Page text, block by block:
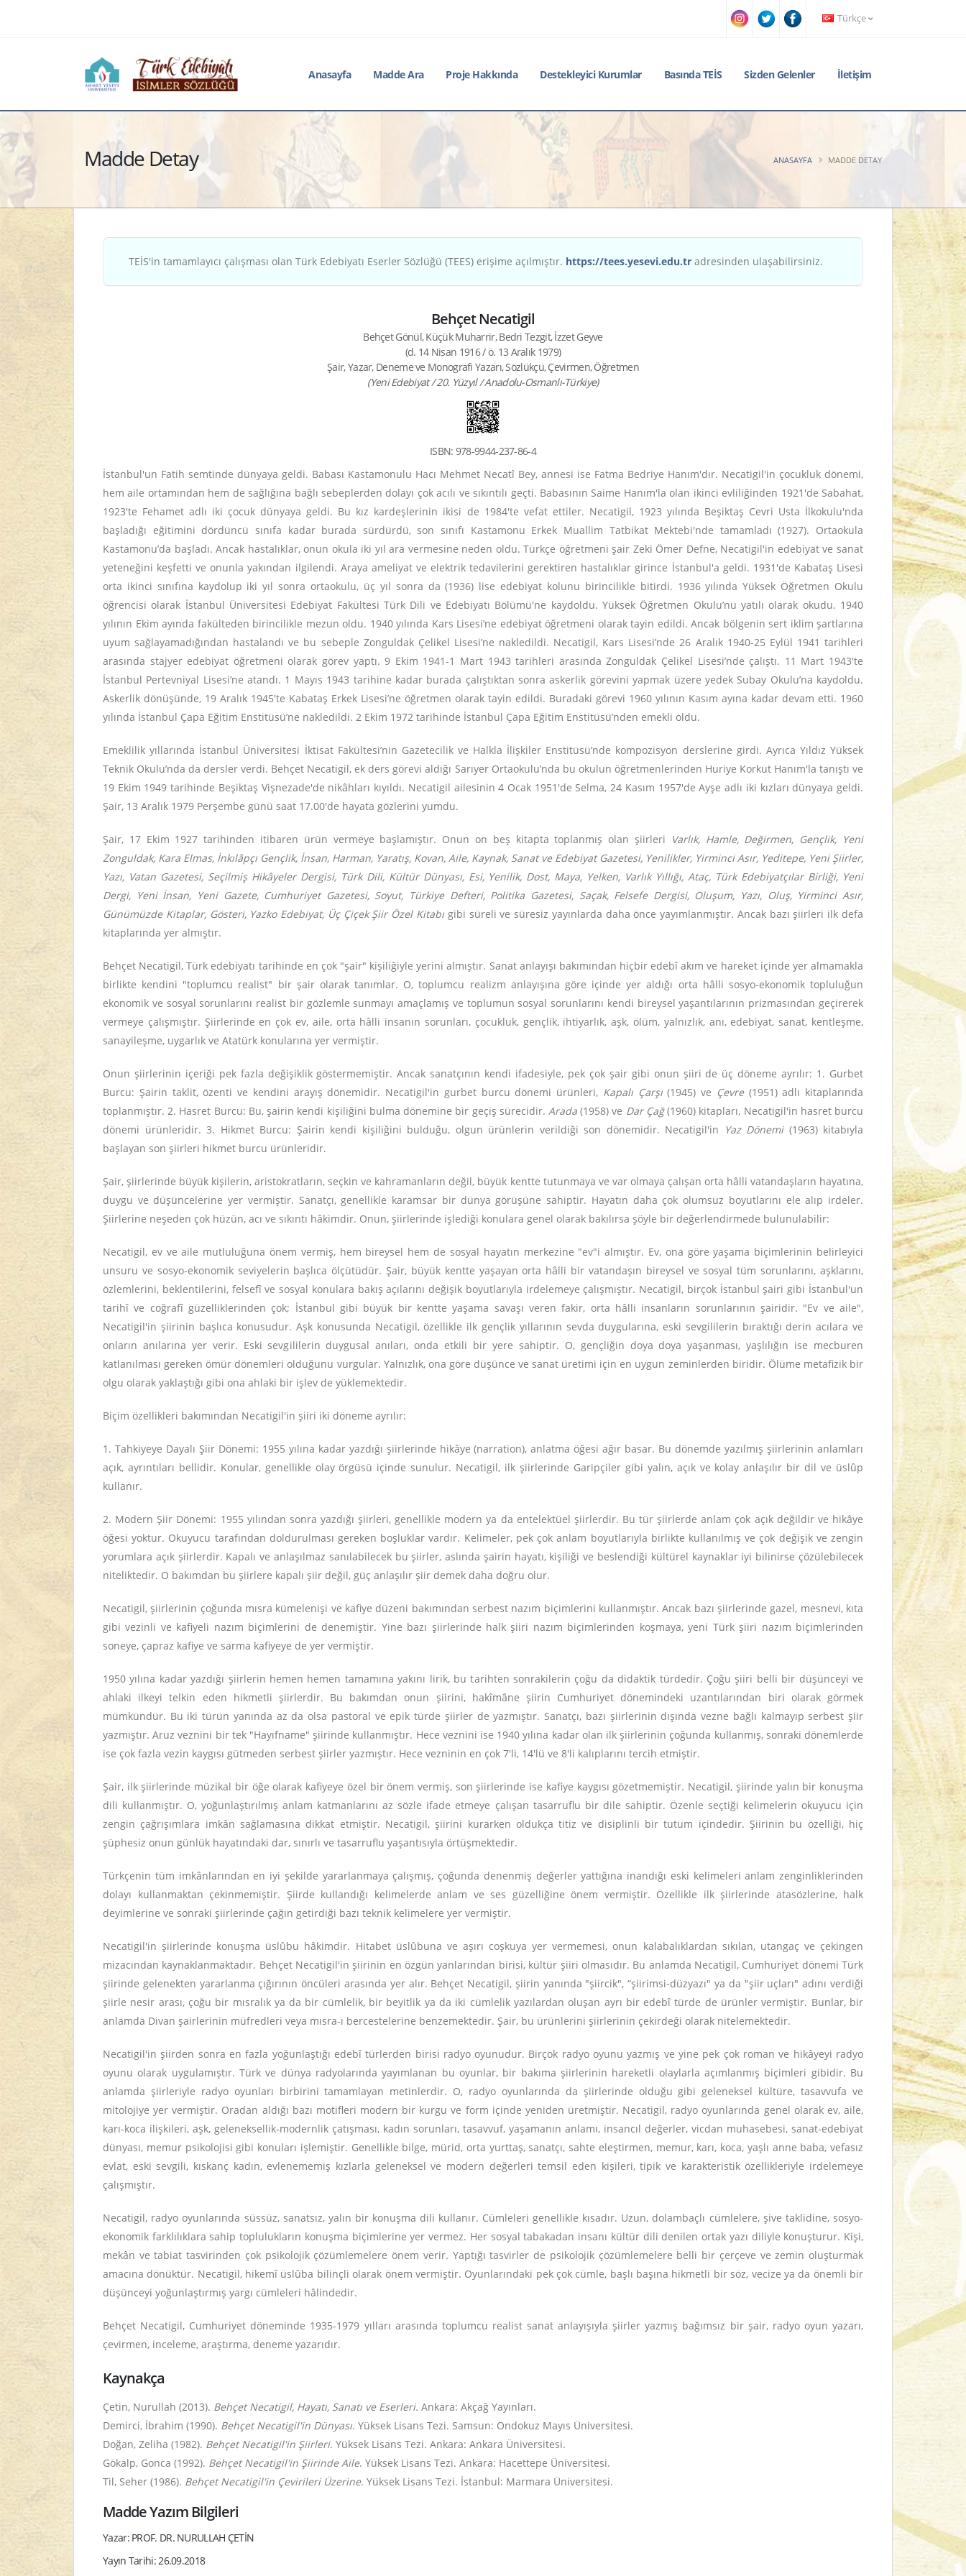
Türkçe
Anasayfa Madde Ara Proje Hakkında Destekleyici Kurumlar Basında TEİS Sizden Gelenler İletişim
Madde Detay ANASAYFA MADDE DETAY
TEİS'in tamamlayıcı çalışması olan Türk Edebiyatı Eserler Sözlüğü (TEES) erişime açılmıştır. https://tees.yesevi.edu.tr adresinden ulaşabilirsiniz.
Behçet Necatigil
Behçet Gönül, Küçük Muharrir, Bedri Tezgit, İzzet Geyve
(d. 14 Nisan 1916 / ö. 13 Aralık 1979)
Şair, Yazar, Deneme ve Monografi Yazarı, Sözlükçü, Çevirmen, Öğretmen
(Yeni Edebiyat / 20. Yüzyıl / Anadolu-Osmanlı-Türkiye)
ISBN: 978-9944-237-86-4
İstanbul'un Fatih semtinde dünyaya geldi. Babası Kastamonulu Hacı Mehmet Necatî Bey, annesi ise Fatma Bedriye Hanım'dır. Necatigil'in çocukluk dönemi,
hem aile ortamından hem de sağlığına bağlı sebeplerden dolayı çok acılı ve sıkıntılı geçti. Babasının Saime Hanım'la olan ikinci evliliğinden 1921'de Sabahat,
1923'te Fehamet adlı iki çocuk dünyaya geldi. Bu kız kardeşlerinin ikisi de 1984'te vefat ettiler. Necatigil, 1923 yılında Beşiktaş Cevri Usta İlkokulu'nda
başladığı eğitimini dördüncü sınıfa kadar burada sürdürdü, son sınıfı Kastamonu Erkek Muallim Tatbikat Mektebi'nde tamamladı (1927). Ortaokula
Kastamonu’da başladı. Ancak hastalıklar, onun okula iki yıl ara vermesine neden oldu. Türkçe öğretmeni şair Zeki Ömer Defne, Necatigil'in edebiyat ve sanat
yeteneğini keşfetti ve onunla yakından ilgilendi. Araya ameliyat ve elektrik tedavilerini gerektiren hastalıklar girince İstanbul'a geldi. 1931'de Kabataş Lisesi
orta ikinci sınıfına kaydolup iki yıl sonra ortaokulu, üç yıl sonra da (1936) lise edebiyat kolunu birincilikle bitirdi. 1936 yılında Yüksek Öğretmen Okulu
öğrencisi olarak İstanbul Üniversitesi Edebiyat Fakültesi Türk Dili ve Edebiyatı Bölümü'ne kaydoldu. Yüksek Öğretmen Okulu’nu yatılı olarak okudu. 1940
yılının Ekim ayında fakülteden birincilikle mezun oldu. 1940 yılında Kars Lisesi’ne edebiyat öğretmeni olarak tayin edildi. Ancak bölgenin sert iklim şartlarına
uyum sağlayamadığından hastalandı ve bu sebeple Zonguldak Çelikel Lisesi’ne nakledildi. Necatigil, Kars Lisesi’nde 26 Aralık 1940-25 Eylül 1941 tarihleri
arasında stajyer edebiyat öğretmeni olarak görev yaptı. 9 Ekim 1941-1 Mart 1943 tarihleri arasında Zonguldak Çelikel Lisesi’nde çalıştı. 11 Mart 1943'te
İstanbul Pertevniyal Lisesi’ne atandı. 1 Mayıs 1943 tarihine kadar burada çalıştıktan sonra askerlik görevini yapmak üzere yedek Subay Okulu’na kaydoldu.
Askerlik dönüşünde, 19 Aralık 1945'te Kabataş Erkek Lisesi’ne öğretmen olarak tayin edildi. Buradaki görevi 1960 yılının Kasım ayına kadar devam etti. 1960
yılında İstanbul Çapa Eğitim Enstitüsü’ne nakledildi. 2 Ekim 1972 tarihinde İstanbul Çapa Eğitim Enstitüsü’nden emekli oldu.
Emeklilik yıllarında İstanbul Üniversitesi İktisat Fakültesi’nin Gazetecilik ve Halkla İlişkiler Enstitüsü’nde kompozisyon derslerine girdi. Ayrıca Yıldız Yüksek
Teknik Okulu’nda da dersler verdi. Behçet Necatigil, ek ders görevi aldığı Sarıyer Ortaokulu’nda bu okulun öğretmenlerinden Huriye Korkut Hanım'la tanıştı ve
19 Ekim 1949 tarihinde Beşiktaş Vişnezade'de nikâhları kıyıldı. Necatigil ailesinin 4 Ocak 1951'de Selma, 24 Kasım 1957'de Ayşe adlı iki kızları dünyaya geldi.
Şair, 13 Aralık 1979 Perşembe günü saat 17.00'de hayata gözlerini yumdu.
Şair, 17 Ekim 1927 tarihinden itibaren ürün vermeye başlamıştır. Onun on beş kitapta toplanmış olan şiirleri Varlık, Hamle, Değirmen, Gençlik, Yeni
Zonguldak, Kara Elmas, İnkılâpçı Gençlik, İnsan, Harman, Yaratış, Kovan, Aile, Kaynak, Sanat ve Edebiyat Gazetesi, Yenilikler, Yirminci Asır, Yeditepe, Yeni Şiirler,
Yazı, Vatan Gazetesi, Seçilmiş Hikâyeler Dergisi, Türk Dili, Kültür Dünyası, Esi, Yenilik, Dost, Maya, Yelken, Varlık Yıllığı, Ataç, Türk Edebiyatçılar Birliği, Yeni
Dergi, Yeni İnsan, Yeni Gazete, Cumhuriyet Gazetesi, Soyut, Türkiye Defteri, Politika Gazetesi, Saçak, Felsefe Dergisi, Oluşum, Yazı, Oluş, Yirminci Asır,
Günümüzde Kitaplar, Gösteri, Yazko Edebiyat, Üç Çiçek Şiir Özel Kitabıgibi süreli ve süresiz yayınlarda daha önce yayımlanmıştır. Ancak bazı şiirleri ilk defa
kitaplarında yer almıştır.
Behçet Necatigil, Türk edebiyatı tarihinde en çok "şair" kişiliğiyle yerini almıştır. Sanat anlayışı bakımından hiçbir edebî akım ve hareket içinde yer almamakla
birlikte kendini "toplumcu realist" bir şair olarak tanımlar. O, toplumcu realizm anlayışına göre içinde yer aldığı orta hâlli sosyo-ekonomik topluluğun
ekonomik ve sosyal sorunlarını realist bir gözlemle sunmayı amaçlamış ve toplumun sosyal sorunlarını kendi bireysel yaşantılarının prizmasından geçirerek
vermeye çalışmıştır. Şiirlerinde en çok ev, aile, orta hâlli insanın sorunları, çocukluk, gençlik, ihtiyarlık, aşk, ölüm, yalnızlık, anı, edebiyat, sanat, kentleşme,
sanayileşme, uygarlık ve Atatürk konularına yer vermiştir.
Onun şiirlerinin içeriği pek fazla değişiklik göstermemiştir. Ancak sanatçının kendi ifadesiyle, pek çok şair gibi onun şiiri de üç döneme ayrılır: 1. Gurbet
Burcu: Şairin taklit, özenti ve kendini arayış dönemidir. Necatigil'in gurbet burcu dönemi ürünleri, Kapalı Çarşı(1945) ve Çevre(1951) adlı kitaplarında
toplanmıştır. 2. Hasret Burcu: Bu, şairin kendi kişiliğini bulma dönemine bir geçiş sürecidir. Arada(1958) ve Dar Çağ(1960) kitapları, Necatigil'in hasret burcu
dönemi ürünleridir. 3. Hikmet Burcu: Şairin kendi kişiliğini bulduğu, olgun ürünlerin verildiği son dönemidir. Necatigil'in Yaz Dönemi(1963) kitabıyla
başlayan son şiirleri hikmet burcu ürünleridir.
Şair, şiirlerinde büyük kişilerin, aristokratların, seçkin ve kahramanların değil, büyük kentte tutunmaya ve var olmaya çalışan orta hâlli vatandaşların hayatına,
duygu ve düşüncelerine yer vermiştir. Sanatçı, genellikle karamsar bir dünya görüşüne sahiptir. Hayatın daha çok olumsuz boyutlarını ele alıp irdeler.
Şiirlerine neşeden çok hüzün, acı ve sıkıntı hâkimdir. Onun, şiirlerinde işlediği konulara genel olarak bakılırsa şöyle bir değerlendirmede bulunulabilir:
Necatigil, ev ve aile mutluluğuna önem vermiş, hem bireysel hem de sosyal hayatın merkezine "ev"i almıştır. Ev, ona göre yaşama biçimlerinin belirleyici
unsuru ve sosyo-ekonomik seviyelerin başlıca ölçütüdür. Şair, büyük kentte yaşayan orta hâlli bir vatandaşın bireysel ve sosyal tüm sorunlarını, aşklarını,
özlemlerini, beklentilerini, felsefî ve sosyal konulara bakış açılarını değişik boyutlarıyla irdelemeye çalışmıştır. Necatigil, birçok İstanbul şairi gibi İstanbul'un
tarihî ve coğrafî güzelliklerinden çok; İstanbul gibi büyük bir kentte yaşama savaşı veren fakir, orta hâlli insanların sorunlarının şairidir. "Ev ve aile",
Necatigil'in şiirinin başlıca konusudur. Aşk konusunda Necatigil, özellikle ilk gençlik yıllarının sevda duygularına, eski sevgililerin bıraktığı derin acılara ve
onların anılarına yer verir. Eski sevgililerin duygusal anıları, onda etkili bir yere sahiptir. O, gençliğin doya doya yaşanması, yaşlılığın ise mecburen
katlanılması gereken ömür dönemleri olduğunu vurgular. Yalnızlık, ona göre düşünce ve sanat üretimi için en uygun zeminlerden biridir. Ölüme metafizik bir
olgu olarak yaklaştığı gibi ona ahlaki bir işlev de yüklemektedir.
Biçim özellikleri bakımından Necatigil'in şiiri iki döneme ayrılır:
1. Tahkiyeye Dayalı Şiir Dönemi: 1955 yılına kadar yazdığı şiirlerinde hikâye (narration), anlatma öğesi ağır basar. Bu dönemde yazılmış şiirlerinin anlamları
açık, ayrıntıları bellidir. Konular, genellikle olay örgüsü içinde sunulur. Necatigil, ilk şiirlerinde Garipçiler gibi yalın, açık ve kolay anlaşılır bir dil ve üslûp
kullanır.
2. Modern Şiir Dönemi: 1955 yılından sonra yazdığı şiirleri, genellikle modern ya da entelektüel şiirlerdir. Bu tür şiirlerde anlam çok açık değildir ve hikâye
öğesi yoktur. Okuyucu tarafından doldurulması gereken boşluklar vardır. Kelimeler, pek çok anlam boyutlarıyla birlikte kullanılmış ve çok değişik ve zengin
yorumlara açık şiirlerdir. Kapalı ve anlaşılmaz sanılabilecek bu şiirler, aslında şairin hayatı, kişiliği ve beslendiği kültürel kaynaklar iyi bilinirse çözülebilecek
niteliktedir. O bakımdan bu şiirlere kapalı şiir değil, güç anlaşılır şiir demek daha doğru olur.
Necatigil, şiirlerinin çoğunda mısra kümelenişi ve kafiye düzeni bakımından serbest nazım biçimlerini kullanmıştır. Ancak bazı şiirlerinde gazel, mesnevi, kıta
gibi vezinli ve kafiyeli nazım biçimlerini de denemiştir. Yine bazı şiirlerinde halk şiiri nazım biçimlerinden koşmaya, yeni Türk şiiri nazım biçimlerinden
soneye, çapraz kafiye ve sarma kafiyeye de yer vermiştir.
1950 yılına kadar yazdığı şiirlerin hemen hemen tamamına yakını lirik, bu tarihten sonrakilerin çoğu da didaktik türdedir. Çoğu şiiri belli bir düşünceyi ve
ahlaki ilkeyi telkin eden hikmetli şiirlerdir. Bu bakımdan onun şiirini, hakîmâne şiirin Cumhuriyet dönemindeki uzantılarından biri olarak görmek
mümkündür. Bu iki türün yanında az da olsa pastoral ve epik türde şiirler de yazmıştır. Sanatçı, bazı şiirlerinin dışında vezne bağlı kalmayıp serbest şiir
yazmıştır. Aruz veznini bir tek "Hayıfname" şiirinde kullanmıştır. Hece veznini ise 1940 yılına kadar olan ilk şiirlerinin çoğunda kullanmış, sonraki dönemlerde
ise çok fazla vezin kaygısı gütmeden serbest şiirler yazmıştır. Hece vezninin en çok 7'li, 14'lü ve 8'li kalıplarını tercih etmiştir.
Şair, ilk şiirlerinde müzikal bir öğe olarak kafiyeye özel bir önem vermiş, son şiirlerinde ise kafiye kaygısı gözetmemiştir. Necatigil, şiirinde yalın bir konuşma
dili kullanmıştır. O, yoğunlaştırılmış anlam katmanlarını az sözle ifade etmeye çalışan tasarruflu bir dile sahiptir. Özenle seçtiği kelimelerin okuyucu için
zengin çağrışımlara imkân sağlamasına dikkat etmiştir. Necatigil, şiirini kurarken oldukça titiz ve disiplinli bir tutum içindedir. Şiirinin bu özelliği, hiç
şüphesiz onun günlük hayatındaki dar, sınırlı ve tasarruflu yaşantısıyla örtüşmektedir.
Türkçenin tüm imkânlarından en iyi şekilde yararlanmaya çalışmış, çoğunda denenmiş değerler yattığına inandığı eski kelimeleri anlam zenginliklerinden
dolayı kullanmaktan çekinmemiştir. Şiirde kullandığı kelimelerde anlam ve ses güzelliğine önem vermiştir. Özellikle ilk şiirlerinde atasözlerine, halk
deyimlerine ve sonraki şiirlerinde çağın getirdiği bazı teknik kelimelere yer vermiştir.
Necatigil'in şiirlerinde konuşma üslûbu hâkimdir. Hitabet üslûbuna ve aşırı coşkuya yer vermemesi, onun kalabalıklardan sıkılan, utangaç ve çekingen
mizacından kaynaklanmaktadır. Behçet Necatigil'in şiirinin en özgün yanlarından birisi, kültür şiiri olmasıdır. Bu anlamda Necatigil, Cumhuriyet dönemi Türk
şiirinde gelenekten yararlanma çığırının öncüleri arasında yer alır. Behçet Necatigil, şiirin yanında "şiircik", “şiirimsi-düzyazı" ya da "şiir uçları" adını verdiği
şiirle nesir arası, çoğu bir mısralık ya da bir cümlelik, bir beyitlik ya da iki cümlelik yazılardan oluşan ayrı bir edebî türde de ürünler vermiştir. Bunlar, bir
anlamda Divan şairlerinin müfredleri veya mısra-ı bercestelerine benzemektedir. Şair, bu ürünlerini şiirlerinin çekirdeği olarak nitelemektedir.
Necatigil'in şiirden sonra en fazla yoğunlaştığı edebî türlerden birisi radyo oyunudur. Birçok radyo oyunu yazmış ve yine pek çok roman ve hikâyeyi radyo
oyunu olarak uygulamıştır. Türk ve dünya radyolarında yayımlanan bu oyunlar, bir bakıma şiirlerinin hareketli olaylarla açımlanmış biçimleri gibidir. Bu
anlamda şiirleriyle radyo oyunları birbirini tamamlayan metinlerdir. O, radyo oyunlarında da şiirlerinde olduğu gibi geleneksel kültüre, tasavvufa ve
mitolojiye yer vermiştir. Oradan aldığı bazı motifleri modern bir kurgu ve form içinde yeniden üretmiştir. Necatigil, radyo oyunlarında genel olarak ev, aile,
karı-koca ilişkileri, aşk, geleneksellik-modernlik çatışması, kadın sorunları, tasavvuf, yaşamanın anlamı, insancıl değerler, vicdan muhasebesi, sanat-edebiyat
dünyası, memur psikolojisi gibi konuları işlemiştir. Genellikle bilge, mürid, orta yurttaş, sanatçı, sahte eleştirmen, memur, karı, koca, yaşlı anne baba, vefasız
evlat, eski sevgili, kıskanç kadın, evlenememiş kızlarla geleneksel ve modern değerleri temsil eden kişileri, tipik ve karakteristik özellikleriyle irdelemeye
çalışmıştır.
Necatigil, radyo oyunlarında süssüz, sanatsız, yalın bir konuşma dili kullanır. Cümleleri genellikle kısadır. Uzun, dolambaçlı cümlelere, şive taklidine, sosyo-
ekonomik farklılıklara sahip toplulukların konuşma biçimlerine yer vermez. Her sosyal tabakadan insanı kültür dili denilen ortak yazı diliyle konuşturur. Kişi,
mekân ve tabiat tasvirinden çok psikolojik çözümlemelere önem verir. Yaptığı tasvirler de psikolojik çözümlemelere belli bir çerçeve ve zemin oluşturmak
amacına dönüktür. Necatigil, hikemî üslûba bilinçli olarak önem vermiştir. Oyunlarındaki pek çok cümle, başlı başına hikmetli bir söz, vecize ya da önemli bir
düşünceyi yoğunlaştırmış yargı cümleleri hâlindedir.
Behçet Necatigil, Cumhuriyet döneminde 1935-1979 yılları arasında toplumcu realist sanat anlayışıyla şiirler yazmış bağımsız bir şair, radyo oyun yazarı,
çevirmen, inceleme, araştırma, deneme yazarıdır.
Kaynakça
Çetin, Nurullah (2013). Behçet Necatigil, Hayatı, Sanatı ve Eserleri. Ankara: Akçağ Yayınları.
Demirci, İbrahim (1990). Behçet Necatigil'in Dünyası. Yüksek Lisans Tezi. Samsun: Ondokuz Mayıs Üniversitesi.
Doğan, Zeliha (1982). Behçet Necatigil'in Şiirleri. Yüksek Lisans Tezi. Ankara: Ankara Üniversitesi.
Gökalp, Gonca (1992). Behçet Necatigil'in Şiirinde Aile. Yüksek Lisans Tezi. Ankara: Hacettepe Üniversitesi.
Til, Seher (1986). Behçet Necatigil'in Çevirileri Üzerine. Yüksek Lisans Tezi. İstanbul: Marmara Üniversitesi.
Madde Yazım Bilgileri
Yazar: PROF. DR. NURULLAH ÇETİN
Yayın Tarihi: 26.09.2018